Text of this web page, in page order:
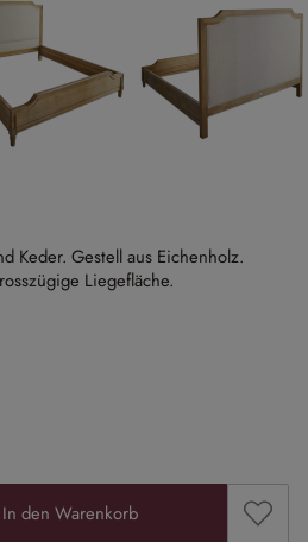
Keder. Gestell aus Eichenholz.
Liegefläche.
gewünschten Wert ein oder
In den Warenkorb Zum